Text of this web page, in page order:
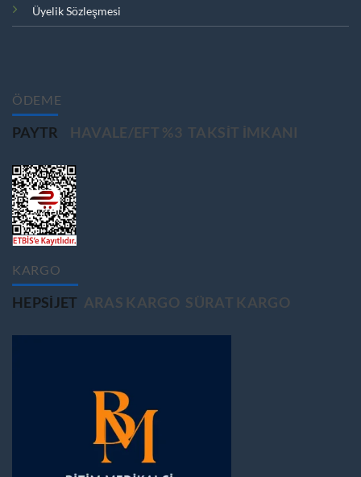
Üyelik Sözleşmesi
ÖDEME
PAYTR HAVALE/EFT %3 TAKSIT IMKANI
KARGO
HEPSIJET ARAS KARGO SÜRAT KARGO